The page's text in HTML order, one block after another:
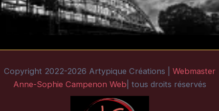
Copyright 2022-2026 Artypique Créations | Webmaster
Anne-Sophie Campenon Web | tous droits réservés